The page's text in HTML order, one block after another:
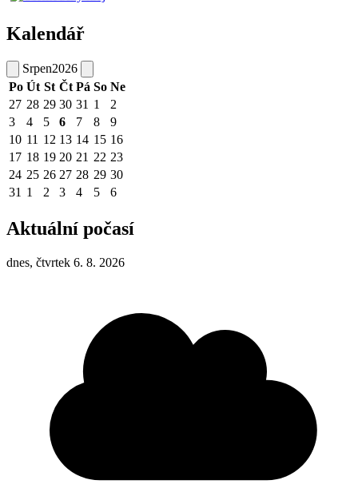
Kalendář
Srpen2026
Po Út St Čt Pá So Ne
27 28 29 30 31 1
2
3
4 5 6 7 8
9
10 11 12 13 14 15 16
17 18 19 20 21 22 23
24 25 26 27 28 29 30
31 1 2 3 4 5 6
Aktuální počasí
dnes, čtvrtek 6. 8. 2026